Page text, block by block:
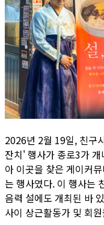
2026년 2월 19일, 친구
잔치' 행사가 종로3가
아 이곳을 찾은 게이커
는 행사였다. 이 행사는
음력 설에도 개최된 바
사이 상근활동가 및 회